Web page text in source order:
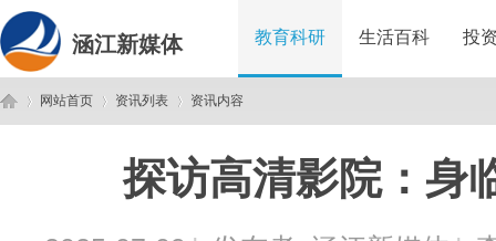
涵江新媒体 教育科研 生活百科 投
网站首页 资讯列表 资讯内容
探访高清影院：身